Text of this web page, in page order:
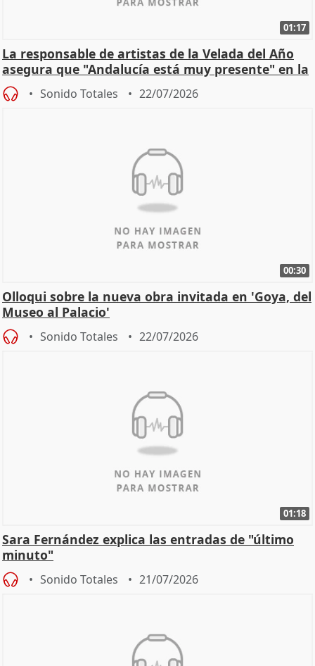
01:17
La responsable de artistas de la Velada del Año
asegura que "Andalucía está muy presente" en la
cita
Sonido Totales 22/07/2026
00:30
Olloqui sobre la nueva obra invitada en 'Goya, del
Museo al Palacio'
Sonido Totales 22/07/2026
01:18
Sara Fernández explica las entradas de "último
minuto"
Sonido Totales 21/07/2026